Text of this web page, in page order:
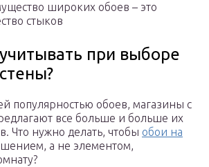
широких обоев – это
стыков
при выборе
популярностью обоев, магазины с
все больше и больше их
Что нужно делать, чтобы обои на
а не элементом,